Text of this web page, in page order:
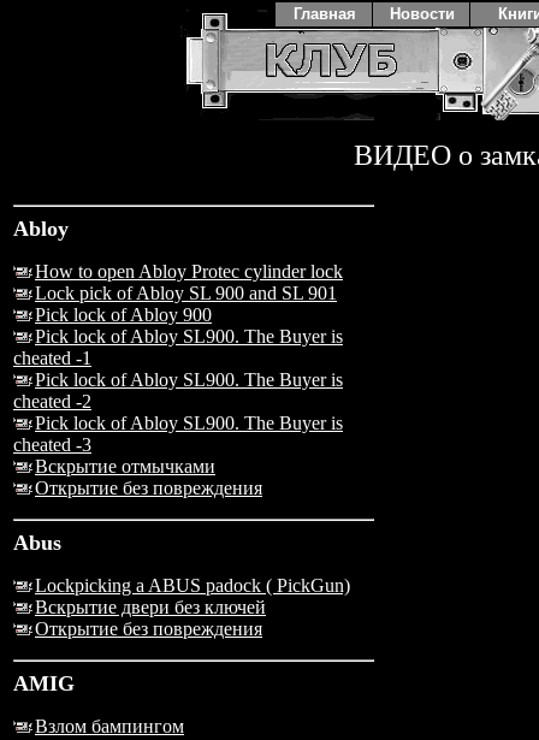
ВИДЕО о
Abloy
How to open Abloy Protec cylinder lock
Lock pick of Abloy SL 900 and SL 901
Pick lock of Abloy 900
Pick lock of Abloy SL900. The Buyer is
cheated -1
Pick lock of Abloy SL900. The Buyer is
cheated -2
Pick lock of Abloy SL900. The Buyer is
cheated -3
Вскрытие отмычками
Открытие без повреждения
Abus
Lockpicking a ABUS padock ( PickGun)
Вскрытие двери без ключей
Открытие без повреждения
AMIG
Взлом бампингом
Главная Новости